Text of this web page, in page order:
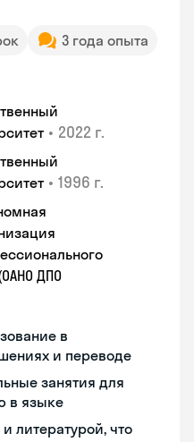
3 года опыта
• 2022 г.
• 1996 г.
ДПО
в
и переводе
занятия для
в языке
литературой, что